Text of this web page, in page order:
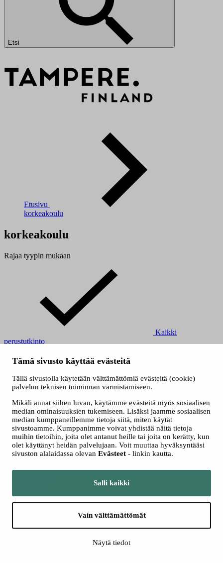
Tämä sivusto käyttää evästeitä
Tällä sivustolla käytetään välttämättömiä evästeitä (cookie)
palvelun teknisen toiminnan varmistamiseen.
Mikäli annat siihen luvan, käytämme evästeitä myös sosiaalisen
median ominaisuuksien tukemiseen. Lisäksi jaamme sosiaalisen
median kumppaneillemme tietoja siitä, miten käytät
sivustoamme. Kumppanimme voivat yhdistää näitä tietoja
muihin tietoihin, joita olet antanut heille tai joita on kerätty, kun
olet käyttänyt heidän palvelujaan. Voit muuttaa hyväksyntääsi
sivuston alalaidassa olevan Evästeet - linkin kautta.
Salli kaikki
Vain välttämättömät
Näytä tiedot
Etsi
Etusivu
korkeakoulu
korkeakoulu
Rajaa tyypin mukaan
Kaikki
perustutkinto
näyttötutkintomestari
Tredu-kauppa
Santalahdentien toimipiste
Pirkkalan toimipiste
TAMK
rakennusala
kumppanuus
Podcast
pintakäsittely
lempäälä
opiskelijatarina
jatkuva haku
työelämätaidot